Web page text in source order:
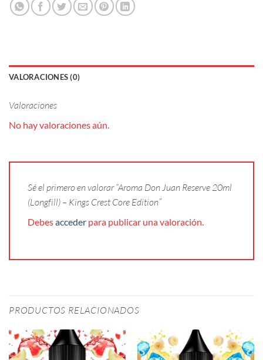
VALORACIONES (0)
Valoraciones
No hay valoraciones aún.
Sé el primero en valorar “Aroma Don Juan Reserve 20ml
(Longfill) – Kings Crest Core Edition”
Debesacceder para publicar una valoración.
PRODUCTOS RELACIONADOS